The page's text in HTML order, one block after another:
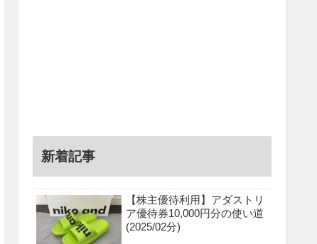
新着記事
【株主優待利用】アダストリ
ア優待券10,000円分の使い道
(2025/02分)